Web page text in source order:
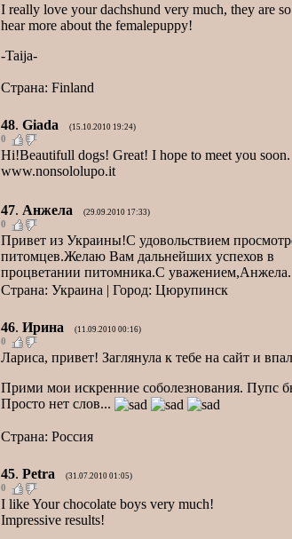
I really love your dachshund very much, they are
hear more about the femalepuppy!
-Taija-
Страна: Finland
48. Giada (15.10.2010 19:24)
0
Hi!Beautifull dogs! Great! I hope to meet you soon.
www.nonsololupo.it
47. Анжела (29.09.2010 17:33)
0
Привет из Украины!С удовольствием
питомцев.Желаю Вам дальнейших успехов в
процветании питомника.С уважением,Анжела.
Страна: Украина | Город: Цюрупинск
46. Ирина (11.09.2010 00:16)
0
Лариса, привет! Заглянула к тебе на сайт и
Прими мои искренние соболезнования. Пупс
Просто нет слов...
Страна: Россия
45. Petra (31.07.2010 01:05)
0
I like Your chocolate boys very much!
Impressive results!